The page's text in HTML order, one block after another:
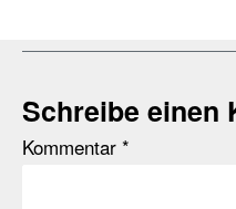
Schreibe einen
Kommentar *